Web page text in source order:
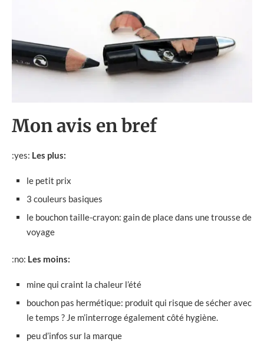
Mon avis en bref
:yes: Les plus:
le petit prix
3 couleurs basiques
le bouchon taille-crayon: gain de place dans une trousse de
voyage
:no: Les moins:
mine qui craint la chaleur l’été
bouchon pas hermétique: produit qui risque de sécher avec
le temps ? Je m’interroge également côté hygiène.
peu d’infos sur la marque